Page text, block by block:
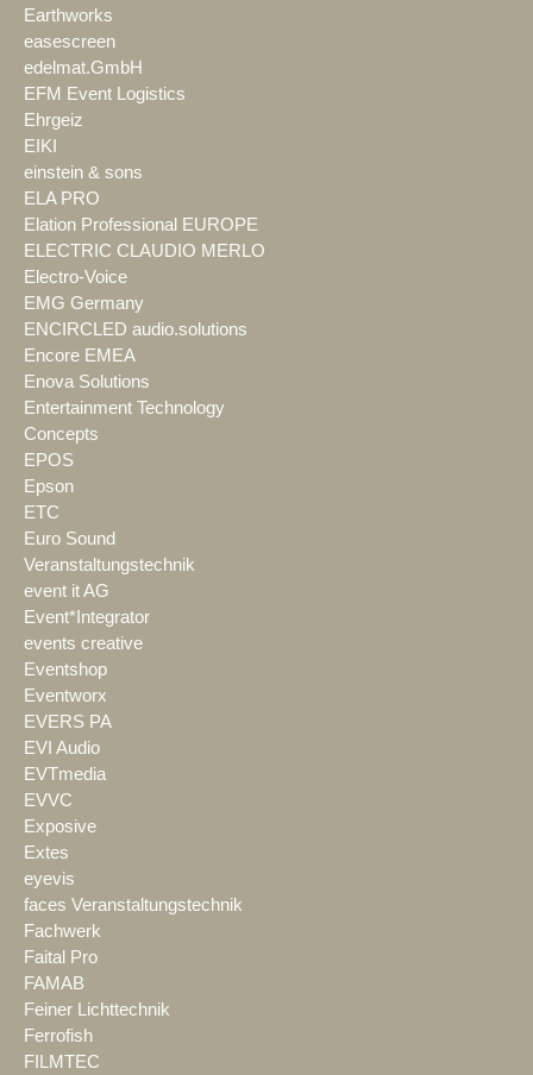
Earthworks
easescreen
edelmat.GmbH
EFM Event Logistics
Ehrgeiz
EIKI
einstein & sons
ELA PRO
Elation Professional EUROPE
ELECTRIC CLAUDIO MERLO
Electro-Voice
EMG Germany
ENCIRCLED audio.solutions
Encore EMEA
Enova Solutions
Entertainment Technology
Concepts
EPOS
Epson
ETC
Euro Sound
Veranstaltungstechnik
event it AG
Event*Integrator
events creative
Eventshop
Eventworx
EVERS PA
EVI Audio
EVTmedia
EVVC
Exposive
Extes
eyevis
faces Veranstaltungstechnik
Fachwerk
Faital Pro
FAMAB
Feiner Lichttechnik
Ferrofish
FILMTEC